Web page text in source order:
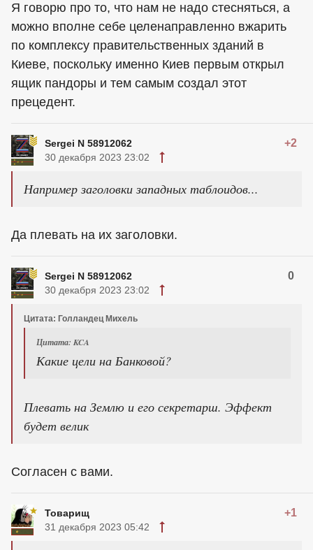
Я говорю про то, что нам не надо стесняться, а
можно вполне себе целенаправленно вжарить
по комплексу правительственных зданий в
Киеве, поскольку именно Киев первым открыл
ящик пандоры и тем самым создал этот
прецедент.
Sergei N 58912062 +2
30 декабря 2023 23:02
Например заголовки западных таблоидов...
Да плевать на их заголовки.
Sergei N 58912062 0
30 декабря 2023 23:02
Цитата: Голландец Михель
Цитата: KCA
Какие цели на Банковой?
Плевать на Землю и его секретарш. Эффект
будет велик
Согласен с вами.
Товарищ +1
31 декабря 2023 05:42